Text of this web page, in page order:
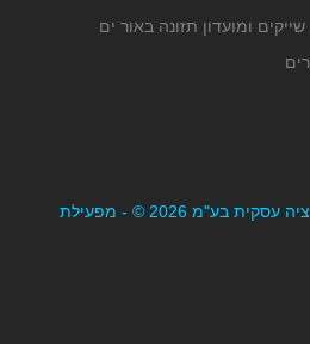
ומועדון תזונה באור ים
כל הזכויות שמורות לאבולוציה עסקית בע"מ 2026 © - מפעילת